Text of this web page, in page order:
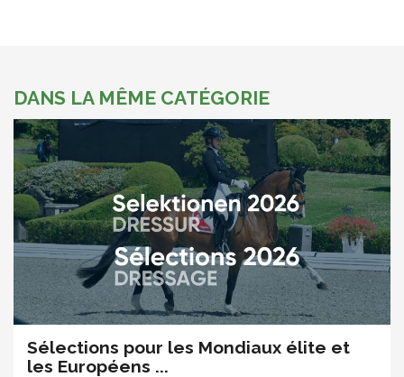
DANS LA MÊME CATÉGORIE
Sélections pour les Mondiaux élite et
les Européens ...